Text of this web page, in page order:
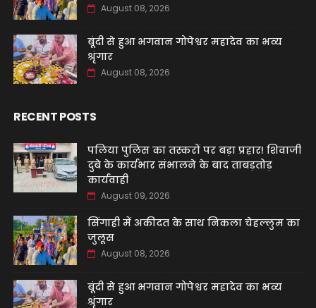
August 08, 2026
बूंदी से हुआ भगवान गोपेश्वर महादेव का भव्य
श्रृंगार
August 08, 2026
RECENT POSTS
पलिया पुलिस का तस्करों पर बड़ा प्रहार! शिवाजी
दुबे के कार्यभार संभालने के बाद ताबड़तोड़
कार्यवाही
August 09, 2026
सिंगाही में अकीदत के साथ निकला चेहल्लुम का
जुलूस
August 08, 2026
बूंदी से हुआ भगवान गोपेश्वर महादेव का भव्य
श्रृंगार